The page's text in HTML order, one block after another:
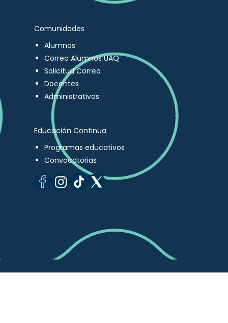
Comunidades
Alumnos
Correo Alumnos UAQ
Solicitud Correo
Docentes
Administrativos
Educación Continua
Programas educativos
Convocatorias